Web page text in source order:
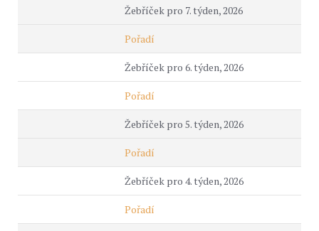
Žebříček pro 7. týden, 2026
Pořadí
Žebříček pro 6. týden, 2026
Pořadí
Žebříček pro 5. týden, 2026
Pořadí
Žebříček pro 4. týden, 2026
Pořadí